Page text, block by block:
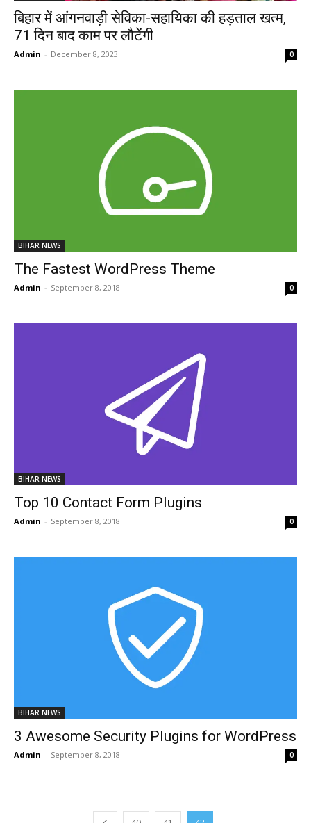
बिहार में आंगनवाड़ी सेविका-सहायिका की हड़ताल खत्म,
71 दिन बाद काम पर लौटेंगी
Admin - December 8, 2023 0
BIHAR NEWS
The Fastest WordPress Theme
Admin - September 8, 2018 0
BIHAR NEWS
Top 10 Contact Form Plugins
Admin - September 8, 2018 0
BIHAR NEWS
3 Awesome Security Plugins for WordPress
Admin - September 8, 2018 0